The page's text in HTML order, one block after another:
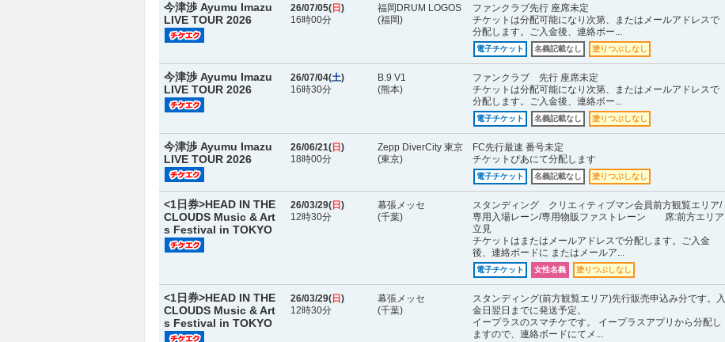
今津渉 Ayumu Imazu
LIVE TOUR 2026
26/07/05( 日 )
16時00分
福岡DRUM LOGOS
(福岡)
ファンクラブ先行 座席未定
チケットは分配可能になり次第、またはメールアドレスで
分配します。ご入金後、連絡ボー...
電子チケット 名義記載なし 塗りつぶしなし
今津渉 Ayumu Imazu
LIVE TOUR 2026
26/07/04(土)
16時30分
B.9 V1
(熊本)
ファンクラブ 先行 座席未定
チケットは分配可能になり次第、またはメールアドレスで
分配します。ご入金後、連絡ボー...
電子チケット 名義記載なし 塗りつぶしなし
今津渉 Ayumu Imazu
LIVE TOUR 2026
26/06/21( 日 )
18時00分
Zepp DiverCity 東京
(東京)
FC先行最速 番号未定
チケットぴあにて分配します
電子チケット 名義記載なし 塗りつぶしなし
<1日券>HEAD IN THE
CLOUDS Music & Art
s Festival in TOKYO
26/03/29( 日 )
12時30分
幕張メッセ
(千葉)
スタンディング クリエィティブマン会員前方観覧エリア/
専用入場レーン/専用物販ファストレーン 席:前方エリア
立見
チケットはまたはメールアドレスで分配します。ご入金
後、連絡ボードに またはメールア...
電子チケット 女性名義 塗りつぶしなし
<1日券>HEAD IN THE
CLOUDS Music & Art
s Festival in TOKYO
26/03/29( 日 )
12時30分
幕張メッセ
(千葉)
スタンディング(前方観覧エリア)先行販売申込み分です。入
金日翌日までに発送予定。
イープラスのスマチケです。 イープラスアプリから分配し
ますので、連絡ボードにてメ...